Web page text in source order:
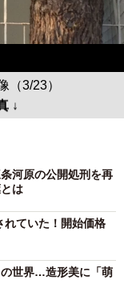
（3/23）
↓
河原の公開処刑を再
は
れていた！開始価格
世界…造形美に「萌